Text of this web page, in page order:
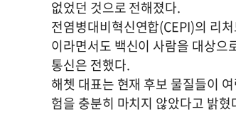
없었던 것으로 전해졌다.
전염병대비혁신연합(CEPI)의 리
이라면서도 백신이 사람을 대상으
통신은 전했다.
해쳇 대표는 현재 후보 물질들이
험을 충분히 마치지 않았다고 밝혔